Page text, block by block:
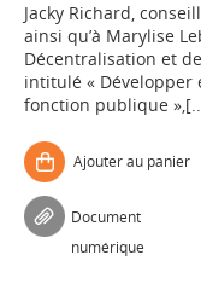
Jacky Richard,
ainsi qu’à Marylise
Décentralisation et
intitulé « Développer
fonction publique
Ajouter au panier
Document
numérique